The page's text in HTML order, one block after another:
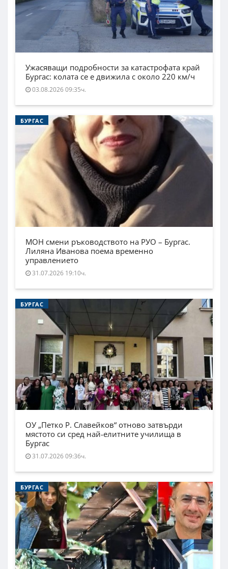
Ужасяващи подробности за катастрофата край
Бургас: колата се е движила с около 220 км/ч
03.08.2026 09:35ч.
БУРГАС
МОН смени ръководството на РУО – Бургас.
Лиляна Иванова поема временно
управлението
31.07.2026 19:10ч.
БУРГАС
ОУ „Петко Р. Славейков“ отново затвърди
мястото си сред най-елитните училища в
Бургас
31.07.2026 09:36ч.
БУРГАС